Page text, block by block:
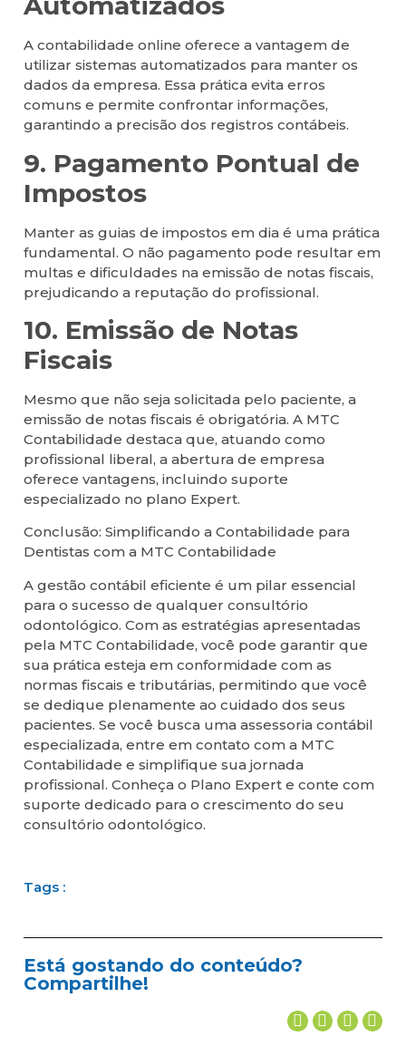
A contabilidade online oferece a vantagem de
utilizar sistemas automatizados para manter os
dados da empresa. Essa prática evita erros
comuns e permite confrontar informações,
garantindo a precisão dos registros contábeis.
9. Pagamento Pontual de
Impostos
Manter as guias de impostos em dia é uma prática
fundamental. O não pagamento pode resultar em
multas e dificuldades na emissão de notas fiscais,
prejudicando a reputação do profissional.
10. Emissão de Notas
Fiscais
Mesmo que não seja solicitada pelo paciente, a
emissão de notas fiscais é obrigatória. A MTC
Contabilidade destaca que, atuando como
profissional liberal, a abertura de empresa
oferece vantagens, incluindo suporte
especializado no plano Expert.
Conclusão: Simplificando a Contabilidade para
Dentistas com a MTC Contabilidade
A gestão contábil eficiente é um pilar essencial
para o sucesso de qualquer consultório
odontológico. Com as estratégias apresentadas
pela MTC Contabilidade, você pode garantir que
sua prática esteja em conformidade com as
normas fiscais e tributárias, permitindo que você
se dedique plenamente ao cuidado dos seus
pacientes. Se você busca uma assessoria contábil
especializada, entre em contato com a MTC
Contabilidade e simplifique sua jornada
profissional. Conheça o Plano Expert e conte com
suporte dedicado para o crescimento do seu
consultório odontológico.
Tags :
Está gostando do conteúdo?
Compartilhe!